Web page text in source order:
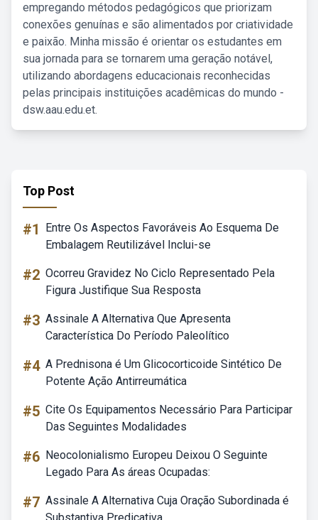
empregando métodos pedagógicos que priorizam
conexões genuínas e são alimentados por criatividade
e paixão. Minha missão é orientar os estudantes em
sua jornada para se tornarem uma geração notável,
utilizando abordagens educacionais reconhecidas
pelas principais instituições acadêmicas do mundo -
dsw.aau.edu.et.
Top Post
#1
Entre Os Aspectos Favoráveis Ao Esquema De
Embalagem Reutilizável Inclui-se
#2 Ocorreu Gravidez No Ciclo Representado Pela
Figura Justifique Sua Resposta
#3 Assinale A Alternativa Que Apresenta
Característica Do Período Paleolítico
#4 A Prednisona é Um Glicocorticoide Sintético De
Potente Ação Antirreumática
#5 Cite Os Equipamentos Necessário Para Participar
Das Seguintes Modalidades
#6 Neocolonialismo Europeu Deixou O Seguinte
Legado Para As áreas Ocupadas:
#7 Assinale A Alternativa Cuja Oração Subordinada é